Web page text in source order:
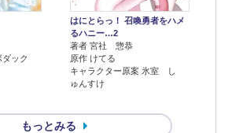
ック
はにとらっ！ 召喚勇者をハメ
るハニー…2
著者 宮社 惣恭
原作 けてる
キャラクター原案 氷室 し
ゅんすけ
もっとみる